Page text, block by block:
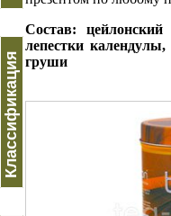
Классификация
Состав:
лепестки
груши